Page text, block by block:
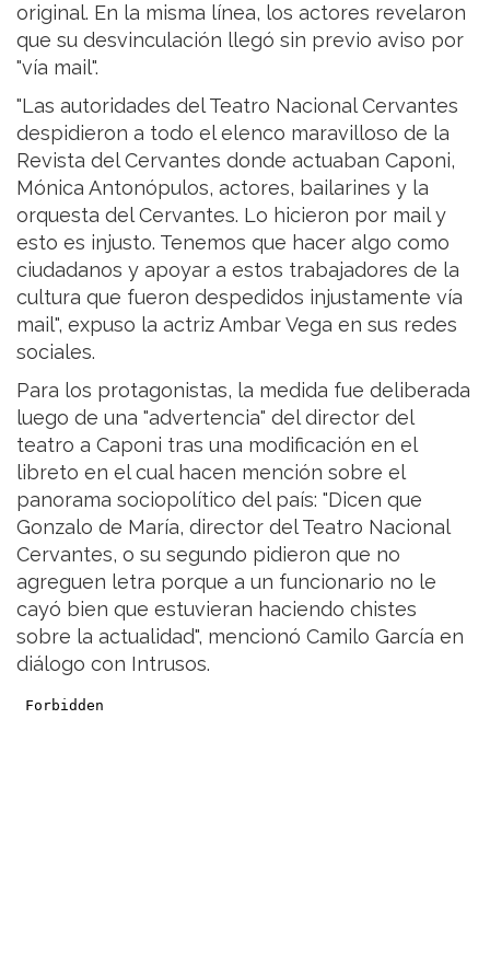
original. En la misma línea, los actores revelaron
que su desvinculación llegó sin previo aviso por
"vía mail".
"Las autoridades del Teatro Nacional Cervantes
despidieron a todo el elenco maravilloso de la
Revista del Cervantes donde actuaban Caponi,
Mónica Antonópulos, actores, bailarines y la
orquesta del Cervantes. Lo hicieron por mail y
esto es injusto. Tenemos que hacer algo como
ciudadanos y apoyar a estos trabajadores de la
cultura que fueron despedidos injustamente vía
mail", expuso la actriz Ambar Vega en sus redes
sociales.
Para los protagonistas, la medida fue deliberada
luego de una "advertencia" del director del
teatro a Caponi tras una modificación en el
libreto en el cual hacen mención sobre el
panorama sociopolítico del país: "Dicen que
Gonzalo de María, director del Teatro Nacional
Cervantes, o su segundo pidieron que no
agreguen letra porque a un funcionario no le
cayó bien que estuvieran haciendo chistes
sobre la actualidad", mencionó Camilo García en
diálogo con Intrusos.